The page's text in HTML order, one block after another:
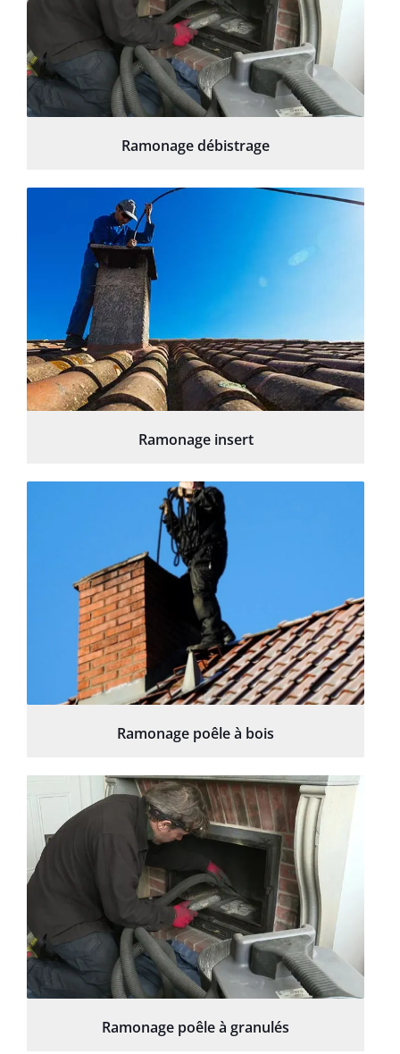
Ramonage débistrage
Ramonage insert
Ramonage poêle à bois
Ramonage poêle à granulés